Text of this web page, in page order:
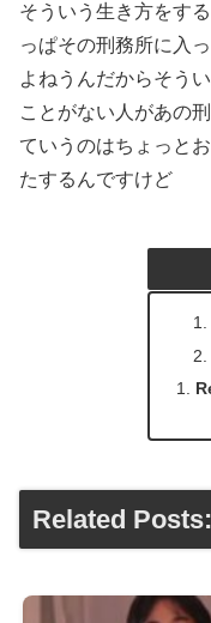
そういう生き方をす
っぱその刑務所に入
よねうんだからそう
ことがない人があの
ていうのはちょっと
たするんですけど
Related Posts: